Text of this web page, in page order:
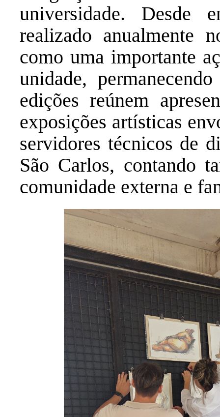
universidade. Desde
realizado anualmente
como uma importante
unidade,
edições reúnem
exposições artísticas
servidores técnicos de
São Carlos, contando
comunidade externa e